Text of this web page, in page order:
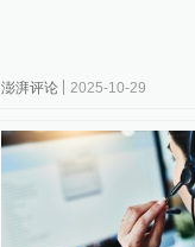
澎湃评论 2025-10-29